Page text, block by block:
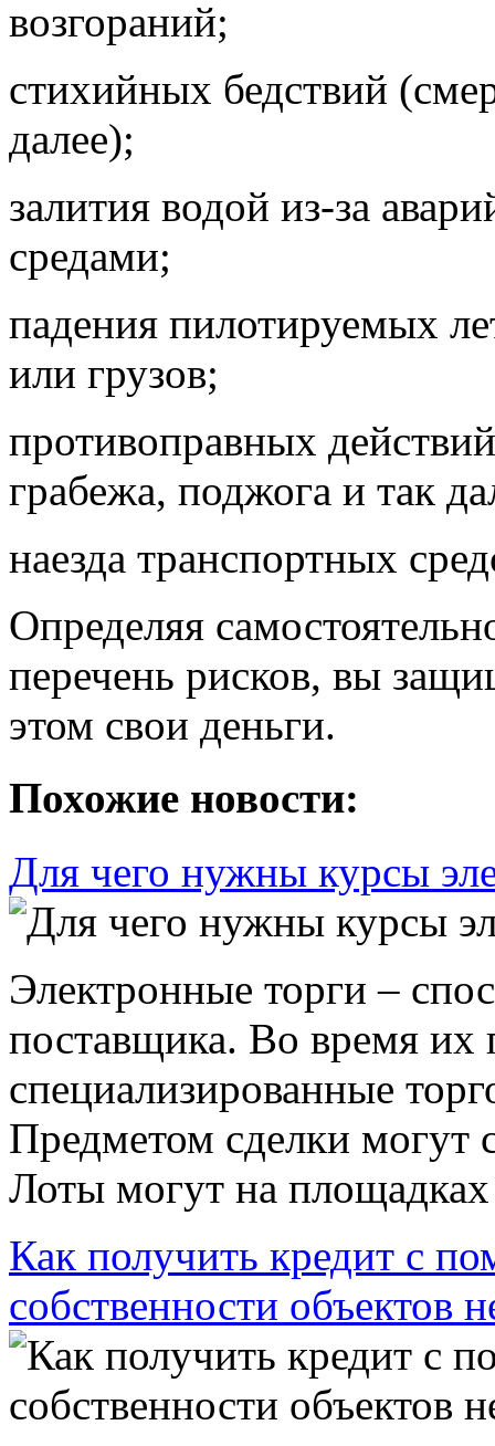
возгораний;
стихийных бедствий
далее);
залития водой из-за
средами;
падения пилотируемых
или грузов;
противоправных
грабежа, поджога и так
наезда транспортных
Определяя
перечень рисков, вы
этом свои деньги.
Похожие новости:
Для чего нужны курсы
Электронные торги –
поставщика. Во время их
специализированные
Предметом сделки могут
Лоты могут на площадках
Как получить кредит с
собственности объектов